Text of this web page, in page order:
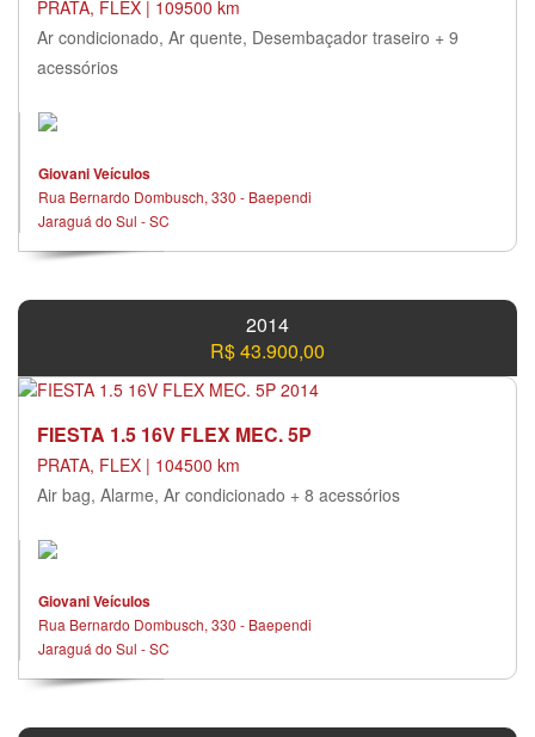
PRATA, FLEX | 109500 km
Ar condicionado, Ar quente, Desembaçador traseiro + 9
acessórios
Giovani Veículos
Rua Bernardo Dombusch, 330 - Baependi
Jaraguá do Sul - SC
2014
R$ 43.900,00
FIESTA 1.5 16V FLEX MEC. 5P
PRATA, FLEX | 104500 km
Air bag, Alarme, Ar condicionado + 8 acessórios
Giovani Veículos
Rua Bernardo Dombusch, 330 - Baependi
Jaraguá do Sul - SC